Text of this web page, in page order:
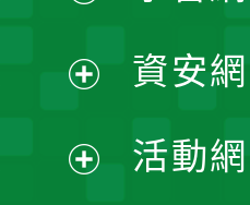
單
開
選
單
開
選
開
資安
活動